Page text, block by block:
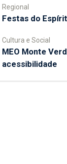
Regional
Festas do
Cultura e Social
MEO Monte
acessibilidade